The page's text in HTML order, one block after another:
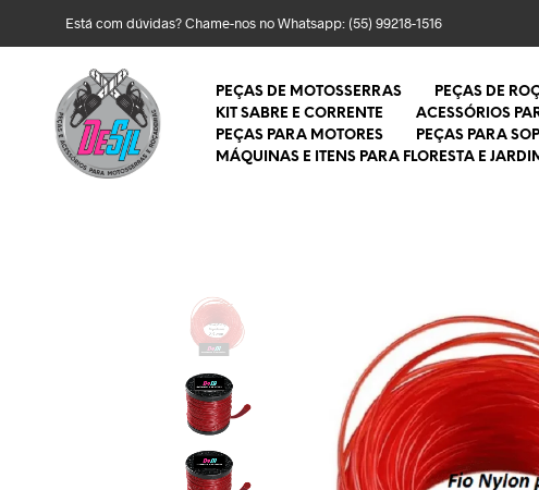
Está com dúvidas? Chame-nos no Whatsapp: (55) 99218-1516
PEÇAS DE MOTOSSERRAS PEÇAS DE
KIT SABRE E CORRENTE
ACESSÓRIOS
PEÇAS PARA MOTORES
PEÇAS PARA
MÁQUINAS E ITENS PARA FLORESTA E